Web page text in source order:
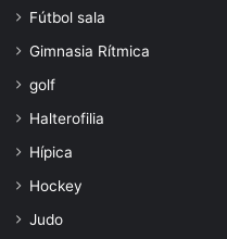
Fútbol sala
Gimnasia Rítmica
golf
Halterofilia
Hípica
Hockey
Judo